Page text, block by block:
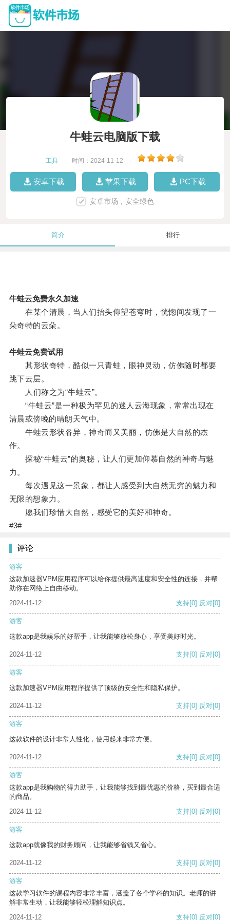
牛蛙云电脑版下载
工具 时间：2024-11-12
安卓下载 苹果下载 PC下载
安卓市场，安全绿色
简介 排行
牛蛙云免费永久加速
在某个清晨，当人们抬头仰望苍穹时，恍惚间发现了一
朵奇特的云朵。
牛蛙云免费试用
其形状奇特，酷似一只青蛙，眼神灵动，仿佛随时都要
跳下云层。
人们称之为“牛蛙云”。
“牛蛙云”是一种极为罕见的迷人云海现象，常常出现在
清晨或傍晚的晴朗天气中。
牛蛙云形状各异，神奇而又美丽，仿佛是大自然的杰
作。
探秘“牛蛙云”的奥秘，让人们更加仰慕自然的神奇与魅
力。
每次遇见这一景象，都让人感受到大自然无穷的魅力和
无限的想象力。
愿我们珍惜大自然，感受它的美好和神奇。
#3#
评论
游客
这款加速器VPM应用程序可以给你提供最高速度和安全性的连接，并帮
助你在网络上自由移动。
2024-11-12
支持[0] 反对[0]
游客
这款app是我娱乐的好帮手，让我能够放松身心，享受美好时光。
2024-11-12 支持[0] 反对[0]
游客
这款加速器VPM应用程序提供了顶级的安全性和隐私保护。
2024-11-12 支持[0] 反对[0]
游客
这款软件的设计非常人性化，使用起来非常方便。
2024-11-12 支持[0] 反对[0]
游客
这款app是我购物的得力助手，让我能够找到最优惠的价格，买到最合适
的商品。
2024-11-12
支持[0] 反对[0]
游客
这款app就像我的财务顾问，让我能够省钱又省心。
2024-11-12 支持[0] 反对[0]
游客
这款学习软件的课程内容非常丰富，涵盖了各个学科的知识。老师的讲
解非常生动，让我能够轻松理解知识点。
2024-11-12
支持[0] 反对[0]